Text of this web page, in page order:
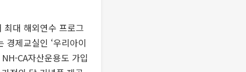
최대 해외연수 프로그
경제교실인 ‘우리아이
CA자산운용도 가입